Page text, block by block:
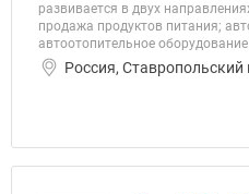
развивается в двух
продажа продуктов питания;
автоотопительное оборудование.
Россия,